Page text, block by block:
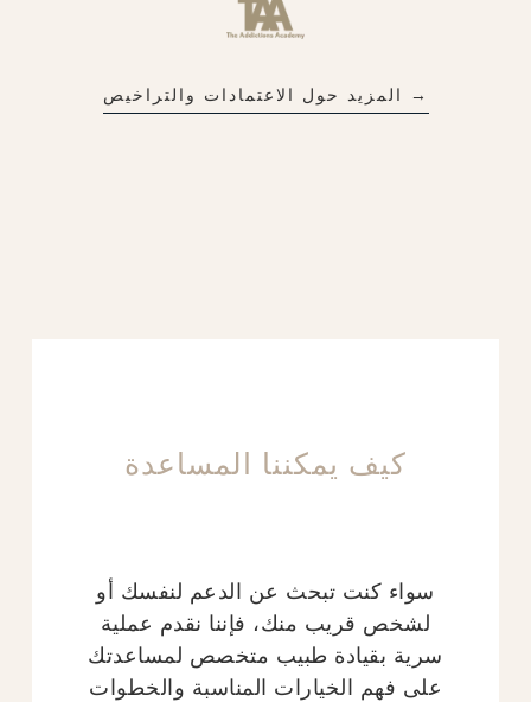
→ المزيد حول الاعتمادات والتراخيص
كيف يمكننا المساعدة
سواء كنت تبحث عن الدعم لنفسك أو
لشخص قريب منك، فإننا نقدم عملية
سرية بقيادة طبيب متخصص لمساعدتك
على فهم الخيارات المناسبة والخطوات